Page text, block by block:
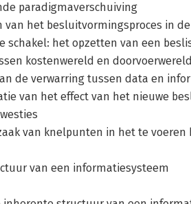
paradigmaverschuiving
van het besluitvormingsproces in
schakel: het opzetten van een
kostenwereld en
de verwarring tussen data en
van het effect van het nieuwe
van knelpunten in het te voeren
van een informatiesysteem